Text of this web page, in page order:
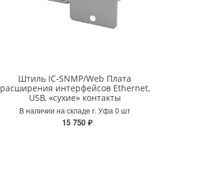
Штиль IC-SNMP/Web Плата
расширения интерфейсов Ethernet,
USB, «сухие» контакты
В наличии на складе г. Уфа 0 шт
15 750 ₽